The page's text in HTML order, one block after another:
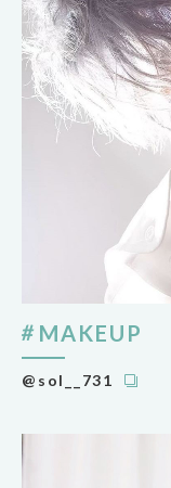
MAKEUP
@sol__731